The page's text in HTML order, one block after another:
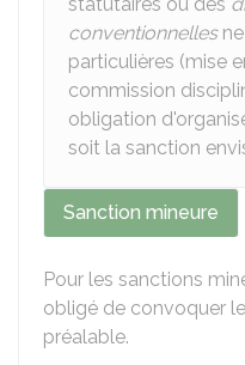
conventionnellesne
particulières (mise
commission
obligation
soit la sanction
Sanction mineure
Pour les sanctions
obligé de convoquer
préalable.